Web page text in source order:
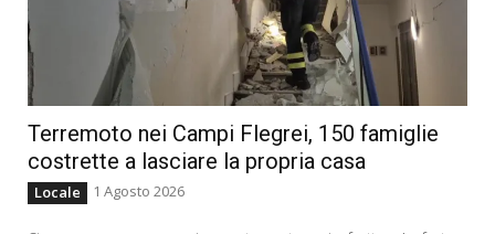
Terremoto nei Campi Flegrei, 150 famiglie
costrette a lasciare la propria casa
Locale 1 Agosto 2026